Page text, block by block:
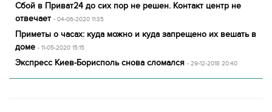
Сбой в Приват24 до сих пор не решен. Контакт центр не
отвечает - 04-06-2020 11:35
Приметы о часах: куда можно и куда запрещено их вешать в
доме - 11-05-2020 15:15
Экспресс Киев-Борисполь снова сломался - 29-12-2018 20:40